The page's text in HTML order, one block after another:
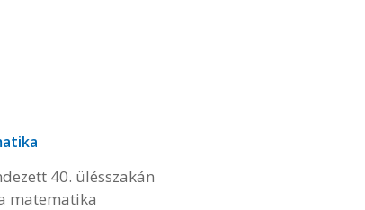
40. ülésszakán
matematika